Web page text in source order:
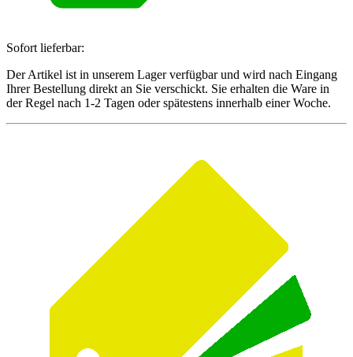
Sofort lieferbar:
Der Artikel ist in unserem Lager verfügbar und wird nach Eingang
Ihrer Bestellung direkt an Sie verschickt. Sie erhalten die Ware in
der Regel nach 1-2 Tagen oder spätestens innerhalb einer Woche.